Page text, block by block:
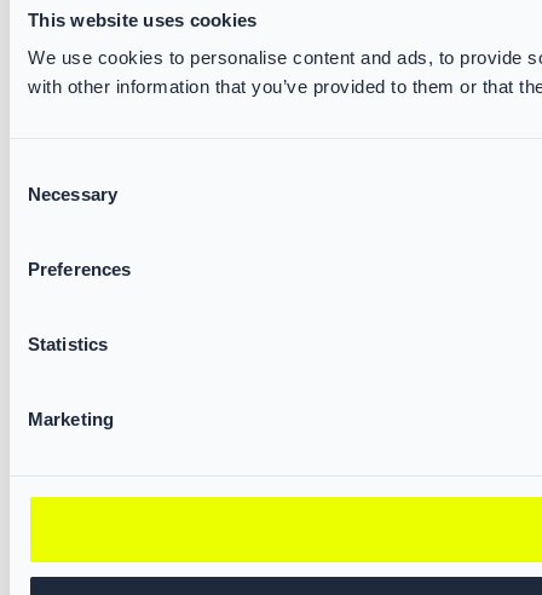
This website uses cookies
We use cookies to personalise content and ads, to provide
with other information that you’ve provided to them or that
Selection
Necessary
Preferences
Statistics
Marketing